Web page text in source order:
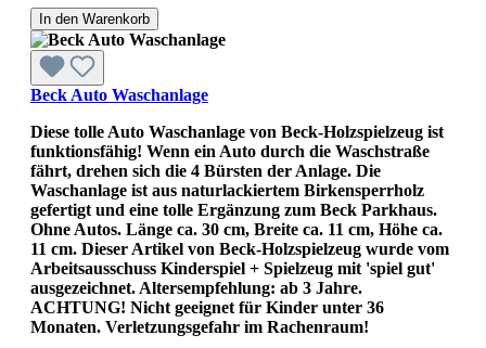
In den Warenkorb
Beck Auto Waschanlage
Diese tolle Auto Waschanlage von Beck-Holzspielzeug ist
funktionsfähig! Wenn ein Auto durch die Waschstraße
fährt, drehen sich die 4 Bürsten der Anlage. Die
Waschanlage ist aus naturlackiertem Birkensperrholz
gefertigt und eine tolle Ergänzung zum Beck Parkhaus.
Ohne Autos. Länge ca. 30 cm, Breite ca. 11 cm, Höhe ca.
11 cm. Dieser Artikel von Beck-Holzspielzeug wurde vom
Arbeitsausschuss Kinderspiel + Spielzeug mit 'spiel gut'
ausgezeichnet. Altersempfehlung: ab 3 Jahre.
ACHTUNG! Nicht geeignet für Kinder unter 36
Monaten. Verletzungsgefahr im Rachenraum!